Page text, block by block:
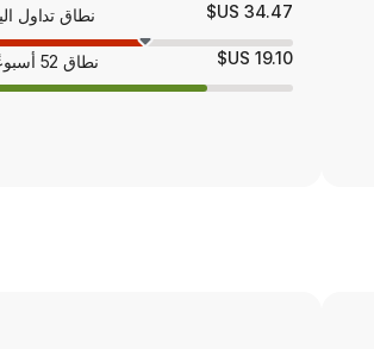
34.47 US$ نطاق تداول
19.10 US$ نطاق 52 أسبوعًا